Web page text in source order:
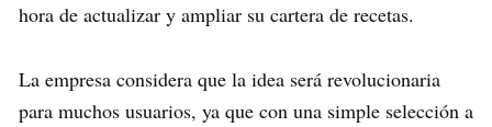
hora de actualizar y ampliar su cartera de recetas.
La empresa considera que la idea será revolucionaria
para muchos usuarios, ya que con una simple selección a